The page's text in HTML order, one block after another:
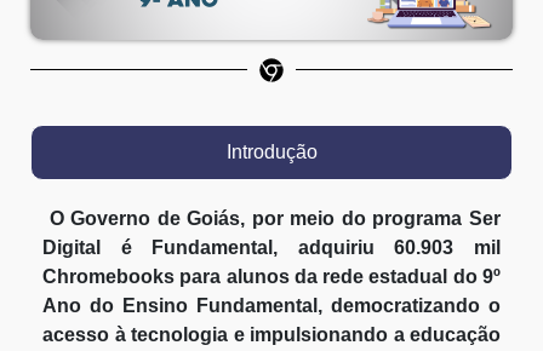
Introdução
O Governo de Goiás, por meio do programa Ser
Digital é Fundamental, adquiriu 60.903 mil
Chromebooks para alunos da rede estadual do 9º
Ano do Ensino Fundamental, democratizando o
acesso à tecnologia e impulsionando a educação